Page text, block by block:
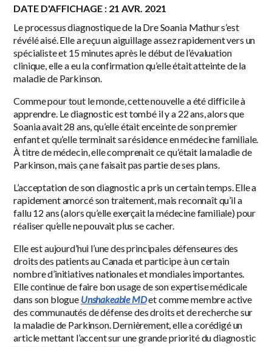
DATE D'AFFICHAGE : 21 AVR. 2021
Le processus diagnostique de la Dre Soania Mathur s’est
révélé aisé. Elle a reçu un aiguillage assez rapidement vers un
spécialiste et 15 minutes après le début de l’évaluation
clinique, elle a eu la confirmation qu’elle était atteinte de la
maladie de Parkinson.
Comme pour tout le monde, cette nouvelle a été difficile à
apprendre. Le diagnostic est tombé il y a 22 ans, alors que
Soania avait 28 ans, qu’elle était enceinte de son premier
enfant et qu’elle terminait sa résidence en médecine familiale.
À titre de médecin, elle comprenait ce qu’était la maladie de
Parkinson, mais ça ne faisait pas partie de ses plans.
L’acceptation de son diagnostic a pris un certain temps. Elle a
rapidement amorcé son traitement, mais reconnaît qu’il a
fallu 12 ans (alors qu’elle exerçait la médecine familiale) pour
réaliser qu’elle ne pouvait plus se cacher.
Elle est aujourd’hui l’une des principales défenseures des
droits des patients au Canada et participe à un certain
nombre d’initiatives nationales et mondiales importantes.
Elle continue de faire bon usage de son expertise médicale
dans son blogue Unshakeable MDet comme membre active
des communautés de défense des droits et de recherche sur
la maladie de Parkinson. Dernièrement, elle a corédigé un
article mettant l’accent sur une grande priorité du diagnostic